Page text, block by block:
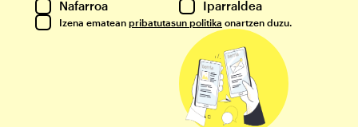
Nafarroa
Iparraldea
Izena ematean pribatutasun politika onartzen duzu.